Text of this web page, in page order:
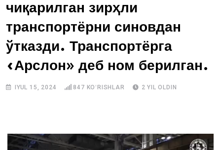
чиқарилган зирҳли
транспортёрни синовдан
ўтказди. Транспортёрга
«Арслон» деб ном берилган.
IYUL 15, 2024 847 KOʻRISHLAR 2 YIL OLDIN